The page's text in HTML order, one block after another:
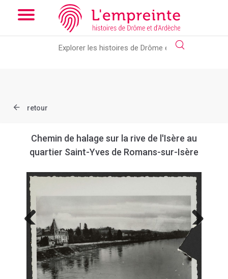
Array ( [slug] => document [ref] => B263626101_X223 )
the new slick-theme.css if you want the default styling
retour
Chemin de halage sur la rive de l'Isère au
quartier Saint-Yves de Romans-sur-Isère
Previous